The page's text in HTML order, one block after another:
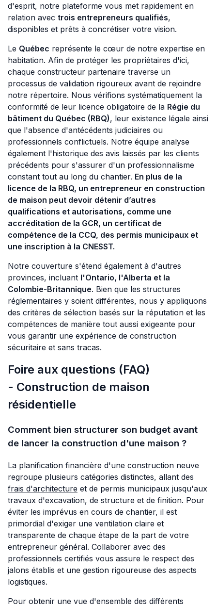
d'esprit, notre plateforme vous met rapidement en
relation avec trois entrepreneurs qualifiés,
disponibles et prêts à concrétiser votre vision.
Le Québec représente le cœur de notre expertise en
habitation. Afin de protéger les propriétaires d'ici,
chaque constructeur partenaire traverse un
processus de validation rigoureux avant de rejoindre
notre répertoire. Nous vérifions systématiquement la
conformité de leur licence obligatoire de la Régie du
bâtiment du Québec (RBQ), leur existence légale ainsi
que l'absence d'antécédents judiciaires ou
professionnels conflictuels. Notre équipe analyse
également l'historique des avis laissés par les clients
précédents pour s'assurer d'un professionnalisme
constant tout au long du chantier. En plus de la
licence de la RBQ, un entrepreneur en construction
de maison peut devoir détenir d’autres
qualifications et autorisations, comme une
accréditation de la GCR, un certificat de
compétence de la CCQ, des permis municipaux et
une inscription à la CNESST.
Notre couverture s'étend également à d'autres
provinces, incluant l'Ontario, l'Alberta et la
Colombie-Britannique. Bien que les structures
réglementaires y soient différentes, nous y appliquons
des critères de sélection basés sur la réputation et les
compétences de manière tout aussi exigeante pour
vous garantir une expérience de construction
sécuritaire et sans tracas.
Foire aux questions (FAQ)
- Construction de maison
résidentielle
Comment bien structurer son budget avant
de lancer la construction d'une maison ?
La planification financière d'une construction neuve
regroupe plusieurs catégories distinctes, allant des
frais d'architecture et de permis municipaux jusqu'aux
travaux d'excavation, de structure et de finition. Pour
éviter les imprévus en cours de chantier, il est
primordial d'exiger une ventilation claire et
transparente de chaque étape de la part de votre
entrepreneur général. Collaborer avec des
professionnels certifiés vous assure le respect des
jalons établis et une gestion rigoureuse des aspects
logistiques.
Pour obtenir une vue d'ensemble des différents